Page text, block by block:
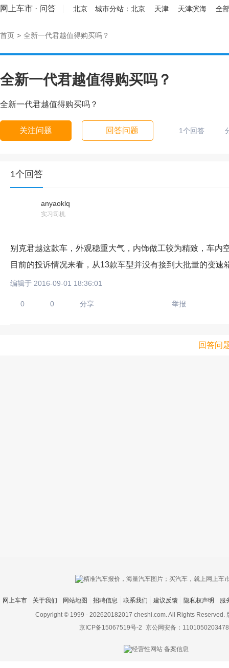
网上车市 · 问答 北京 城市分站： 北京 天津 天津滨海 全
首页 > 全新一代君越值得购买吗？
全新一代君越值得购买吗？
全新一代君越值得购买吗？
关注问题 回答问题 1个回答
1个回答
anyaoklq
实习司机
别克君越这款车，外观稳重大气，内饰做工较为精致，车
目前的投诉情况来看，从13款车型并没有接到大批量的变
编辑于 2016-09-01 18:36:01
0 0 分享 举报
回答问
上传图片最多
网上车市 关于我们 网站地图 招聘信息 联系我们 建议反馈 隐私权声明
服
Copyright © 1999 - 202620182017 cheshi.com. All Rights Reserved.
京ICP备15067519号-2 京公网安备：